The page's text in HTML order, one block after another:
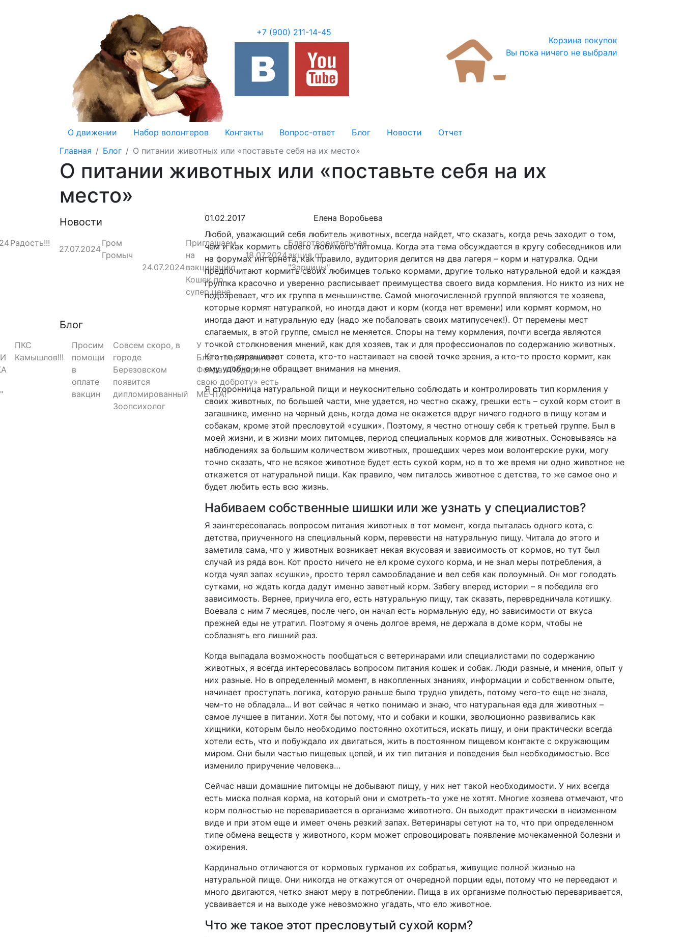
+7 (900) 211-14-45
Корзина покупок
Вы пока ничего не выбрали
О движении Набор волонтеров Контакты Вопрос-ответ Блог Новости
Отчет
Главная
Блог О питании животных или «поставьте себя на их место»
О питании животных или «поставьте себя на их
место»
Новости
Радость!!!
27.07.2024
Гром
Громыч
24.07.2024
Приглашаем
на
вакцинацию
Кошек по
супер цене
18.07.2024
Благотворительная
акция от
"Зарницы"
Блог
ПКС
Камышлов!!!
Просим
помощи
в
оплате
вакцин
Совсем скоро, в
городе
Березовском
появится
дипломированный
Зоопсихолог
У
Благотворительного
Фонда «Подари
свою доброту» есть
МЕЧТА!
01.02.2017
Елена Воробьева
Любой, уважающий себя любитель животных, всегда найдет, что сказать, когда речь заходит о том,
чем и как кормить своего любимого питомца. Когда эта тема обсуждается в кругу собеседников или
на форумах интернета, как правило, аудитория делится на два лагеря – корм и натуралка. Одни
предпочитают кормить своих любимцев только кормами, другие только натуральной едой и каждая
группка красочно и уверенно расписывает преимущества своего вида кормления. Но никто из них не
подозревает, что их группа в меньшинстве. Самой многочисленной группой являются те хозяева,
которые кормят натуралкой, но иногда дают и корм (когда нет времени) или кормят кормом, но
иногда дают и натуральную еду (надо же побаловать своих матипусечек!). От перемены мест
слагаемых, в этой группе, смысл не меняется. Споры на тему кормления, почти всегда являются
точкой столкновения мнений, как для хозяев, так и для профессионалов по содержанию животных.
Кто-то спрашивает совета, кто-то настаивает на своей точке зрения, а кто-то просто кормит, как
ему удобно и не обращает внимания на мнения.
Я сторонница натуральной пищи и неукоснительно соблюдать и контролировать тип кормления у
своих животных, по большей части, мне удается, но честно скажу, грешки есть – сухой корм стоит в
загашнике, именно на черный день, когда дома не окажется вдруг ничего годного в пищу котам и
собакам, кроме этой пресловутой «сушки». Поэтому, я честно отношу себя к третьей группе. Был в
моей жизни, и в жизни моих питомцев, период специальных кормов для животных. Основываясь на
наблюдениях за большим количеством животных, прошедших через мои волонтерские руки, могу
точно сказать, что не всякое животное будет есть сухой корм, но в то же время ни одно животное не
откажется от натуральной пищи. Как правило, чем питалось животное с детства, то же самое оно и
будет любить есть всю жизнь.
Набиваем собственные шишки или же узнать у специалистов?
Я заинтересовалась вопросом питания животных в тот момент, когда пыталась одного кота, с
детства, приученного на специальный корм, перевести на натуральную пищу. Читала до этого и
заметила сама, что у животных возникает некая вкусовая и зависимость от кормов, но тут был
случай из ряда вон. Кот просто ничего не ел кроме сухого корма, и не знал меры потребления, а
когда чуял запах «сушки», просто терял самообладание и вел себя как полоумный. Он мог голодать
сутками, но ждать когда дадут именно заветный корм. Забегу вперед истории – я победила его
зависимость. Вернее, приучила его, есть натуральную пищу, так сказать, перевредничала котишку.
Воевала с ним 7 месяцев, после чего, он начал есть нормальную еду, но зависимости от вкуса
прежней еды не утратил. Поэтому я очень долгое время, не держала в доме корм, чтобы не
соблазнять его лишний раз.
Когда выпадала возможность пообщаться с ветеринарами или специалистами по содержанию
животных, я всегда интересовалась вопросом питания кошек и собак. Люди разные, и мнения, опыт у
них разные. Но в определенный момент, в накопленных знаниях, информации и собственном опыте,
начинает проступать логика, которую раньше было трудно увидеть, потому чего-то еще не знала,
чем-то не обладала... И вот сейчас я четко понимаю и знаю, что натуральная еда для животных –
самое лучшее в питании. Хотя бы потому, что и собаки и кошки, эволюционно развивались как
хищники, которым было необходимо постоянно охотиться, искать пищу, и они практически всегда
хотели есть, что и побуждало их двигаться, жить в постоянном пищевом контакте с окружающим
миром. Они были частью пищевых цепей, и их тип питания и поведения был необходимостью. Все
изменило приручение человека…
Сейчас наши домашние питомцы не добывают пищу, у них нет такой необходимости. У них всегда
есть миска полная корма, на который они и смотреть-то уже не хотят. Многие хозяева отмечают, что
корм полностью не переваривается в организме животного. Он выходит практически в неизменном
виде и при этом еще и имеет очень резкий запах. Ветеринары сетуют на то, что при определенном
типе обмена веществ у животного, корм может спровоцировать появление мочекаменной болезни и
ожирения.
Кардинально отличаются от кормовых гурманов их собратья, живущие полной жизнью на
натуральной пище. Они никогда не откажутся от очередной порции еды, потому что не переедают и
много двигаются, четко знают меру в потреблении. Пища в их организме полностью переваривается,
усваивается и на выходе уже невозможно угадать, что ело животное.
Что же такое этот пресловутый сухой корм?